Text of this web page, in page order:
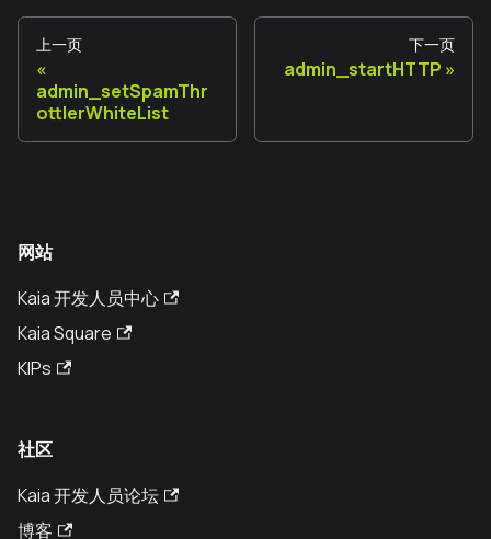
上一页
admin_setSpamThr
ottlerWhiteList
下一页
admin_startHTTP
网站
Kaia 开发人员中心
Kaia Square
KIPs
社区
Kaia 开发人员论坛
博客